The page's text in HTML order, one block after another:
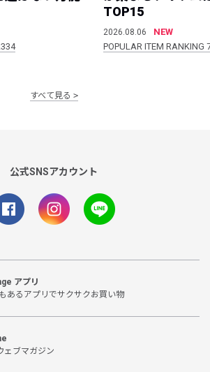
TOP15
2026.08.06
NEW
POPULAR ITEM
すべて見る
公式SNSアカウント
アプリ
あるアプリでサクサクお買い物
ェブマガジン